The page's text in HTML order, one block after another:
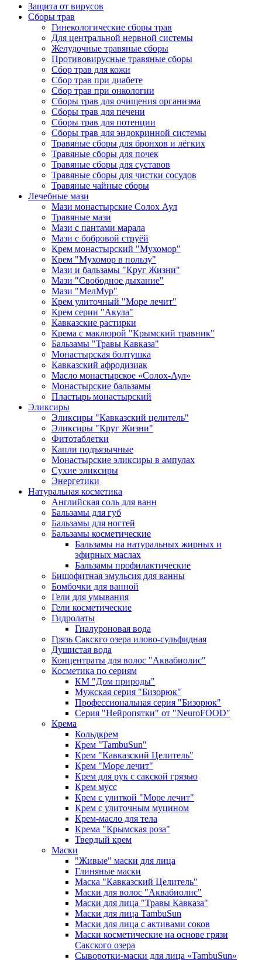
Защита от вирусов
Сборы трав
Гинекологические сборы трав
Для центральной нервной системы
Желудочные травяные сборы
Противовирусные травяные сборы
Сбор трав для кожи
Сбор трав при диабете
Сбор трав при онкологии
Сборы трав для очищения организма
Сборы трав для печени
Сборы трав для потенции
Сборы трав для эндокринной системы
Травяные сборы для бронхов и лёгких
Травяные сборы для почек
Травяные сборы для суставов
Травяные сборы для чистки сосудов
Травяные чайные сборы
Лечебные мази
Мази монастырские Солох Аул
Травяные мази
Мази с пантами марала
Мази с бобровой струёй
Крем монастырский "Мухомор"
Крем "Мухомор в пользу"
Мази и бальзамы "Круг Жизни"
Мази "Свободное дыхание"
Мази "МелМур"
Крем улиточный "Море лечит"
Крем серии "Акула"
Кавказские растирки
Крема с маклюрой "Крымский травник"
Бальзамы "Травы Кавказа"
Монастырская болтушка
Кавказский афродизиак
Масло монастырское «Солох-Аул»
Монастырские бальзамы
Пластырь монастырский
Эликсиры
Эликсиры "Кавказский целитель"
Эликсиры "Круг Жизни"
Фитотаблетки
Капли подъязычные
Монастырские эликсиры в ампулах
Сухие эликсиры
Энергетики
Натуральная косметика
Английская соль для ванн
Бальзамы для губ
Бальзамы для ногтей
Бальзамы косметические
Бальзамы на натуральных жирных и
эфирных маслах
Бальзамы профилактические
Бишофитная эмульсия для ванны
Бомбочки для ванной
Гели для умывания
Гели косметические
Гидролаты
Гиалуроновая вода
Грязь Сакскго озера илово-сульфидная
Душистая вода
Концентраты для волос "Аквабиолис"
Косметика по сериям
КМ "Дом природы"
Мужская серия "Бизорюк"
Профессиональная серия "Бизорюк"
Серия "Нейропятки" от "NeuroFOOD"
Крема
Кольдкрем
Крем "TambuSun"
Крем "Кавказский Целитель"
Крем "Море лечит"
Крем для рук с сакской грязью
Крем мусс
Крем с улиткой "Море лечит"
Крем с улиточным муцином
Крем-масло для тела
Крема "Крымская роза"
Твердый крем
Маски
"Живые" маски для лица
Глиняные маски
Маска "Кавказский Целитель"
Маски для волос "Аквабиолис"
Маски для лица "Травы Кавказа"
Маски для лица TambuSun
Маски для лица с активами соков
Маски косметические на основе грязи
Сакского озера
Сыворотки-маски для лица «TambuSun»